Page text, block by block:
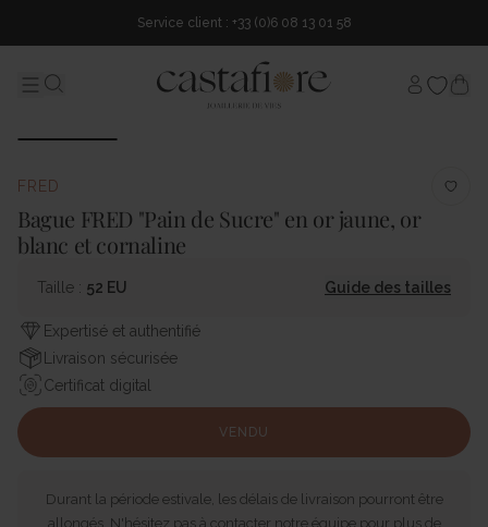
Service client : +33 (0)6 08 13 01 58
Menu
Mon
FRED
Bague FRED "Pain de Sucre" en or jaune, or
blanc et cornaline
Taille : 52 EU Guide des tailles
Expertisé et authentifié
Livraison sécurisée
Certificat digital
VENDU
Durant la période estivale, les délais de livraison pourront être
allongés. N'hésitez pas à contacter notre équipe pour plus de